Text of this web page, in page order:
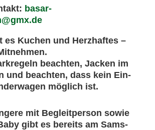
basar-
es Kuchen und Herz­haf­tes–
beach­ten, Jacken im
und beach­ten, dass kein Ein­
mög­lich ist.
mit Begleit­per­son sowie
gibt es bereits am Sams­